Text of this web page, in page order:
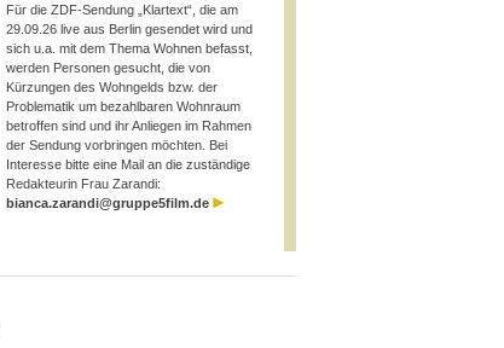
Für die ZDF-Sendung „Klartext“, die am
29.09.26 live aus Berlin gesendet wird und
sich u.a. mit dem Thema Wohnen befasst,
werden Personen gesucht, die von
Kürzungen des Wohngelds bzw. der
Problematik um bezahlbaren Wohnraum
betroffen sind und ihr Anliegen im Rahmen
der Sendung vorbringen möchten. Bei
Interesse bitte eine Mail an die zuständige
Redakteurin Frau Zarandi:
bianca.zarandi@gruppe5film.de